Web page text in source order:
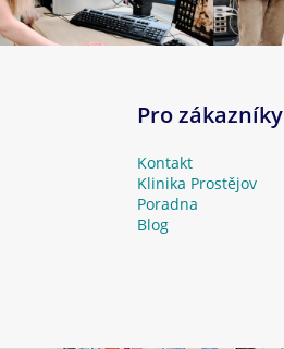
Pro zákazníky
Kontakt
Klinika Prostějov
Poradna
Blog